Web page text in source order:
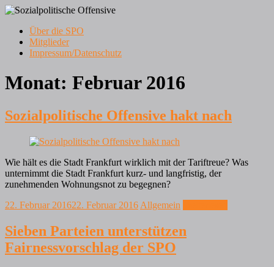
Zum
springen
Sozialpolitische Offensive
Frankfurt am Main
Menü
Über die SPO
Mitglieder
Impressum/Datenschutz
Monat: Februar 2016
Sozialpolitische Offensive hakt nach
Wie hält es die Stadt Frankfurt wirklich mit der Tariftreue? Was
unternimmt die Stadt Frankfurt kurz- und langfristig, der
zunehmenden Wohnungsnot zu begegnen?
22. Februar 201622. Februar 2016 Allgemein
Sieben Parteien unterstützen
Fairnessvorschlag der SPO